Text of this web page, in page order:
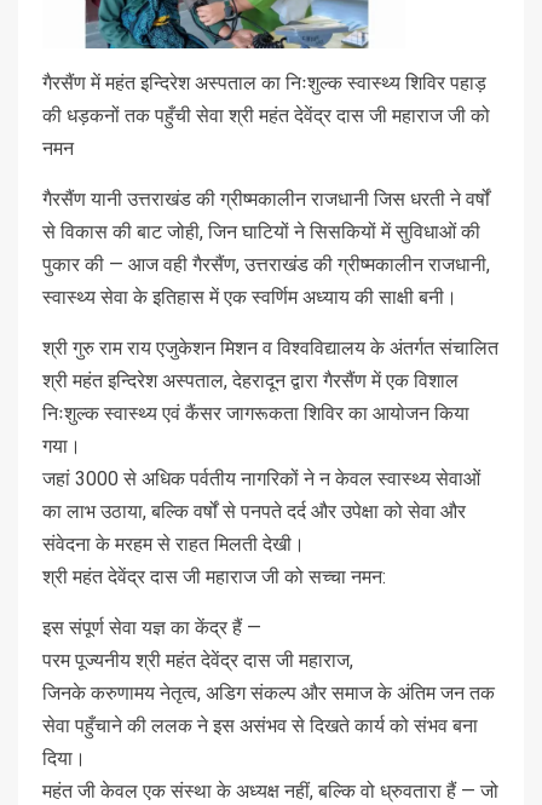
गैरसैंण में महंत इन्दिरेश अस्पताल का निःशुल्क स्वास्थ्य शिविर पहाड़
की धड़कनों तक पहुँची सेवा श्री महंत देवेंद्र दास जी महाराज जी को
नमन
गैरसैंण यानी उत्तराखंड की ग्रीष्मकालीन राजधानी जिस धरती ने वर्षों
से विकास की बाट जोही, जिन घाटियों ने सिसकियों में सुविधाओं की
पुकार की — आज वही गैरसैंण, उत्तराखंड की ग्रीष्मकालीन राजधानी,
स्वास्थ्य सेवा के इतिहास में एक स्वर्णिम अध्याय की साक्षी बनी।
श्री गुरु राम राय एजुकेशन मिशन व विश्वविद्यालय के अंतर्गत संचालित
श्री महंत इन्दिरेश अस्पताल, देहरादून द्वारा गैरसैंण में एक विशाल
निःशुल्क स्वास्थ्य एवं कैंसर जागरूकता शिविर का आयोजन किया
गया।
जहां 3000 से अधिक पर्वतीय नागरिकों ने न केवल स्वास्थ्य सेवाओं
का लाभ उठाया, बल्कि वर्षों से पनपते दर्द और उपेक्षा को सेवा और
संवेदना के मरहम से राहत मिलती देखी।
श्री महंत देवेंद्र दास जी महाराज जी को सच्चा नमन:
इस संपूर्ण सेवा यज्ञ का केंद्र हैं —
परम पूज्यनीय श्री महंत देवेंद्र दास जी महाराज,
जिनके करुणामय नेतृत्व, अडिग संकल्प और समाज के अंतिम जन तक
सेवा पहुँचाने की ललक ने इस असंभव से दिखते कार्य को संभव बना
दिया।
महंत जी केवल एक संस्था के अध्यक्ष नहीं, बल्कि वो ध्रुवतारा हैं — जो